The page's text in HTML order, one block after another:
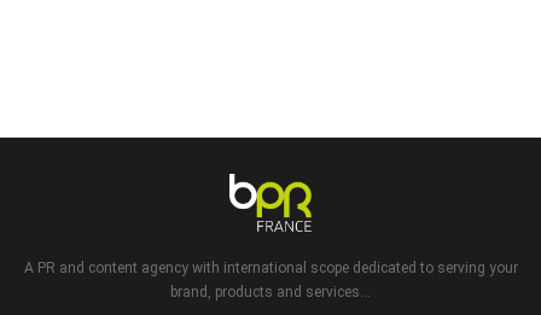
A PR and content agency with international scope dedicated to serving your
brand, products and services...